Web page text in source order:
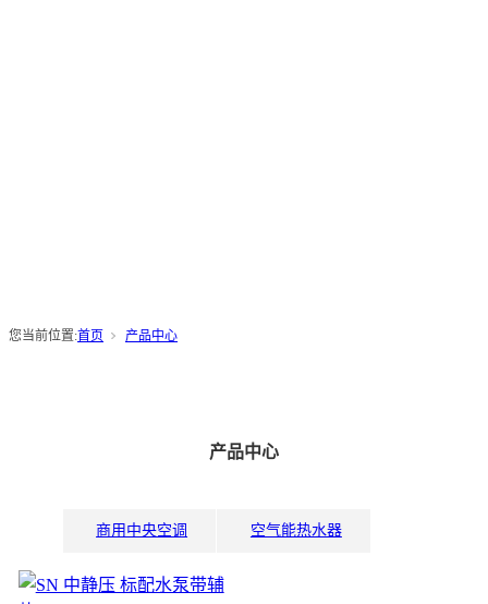
您当前位置:首页 产品中心
产品中心
商用中央空调 空气能热水器
家用中央空调